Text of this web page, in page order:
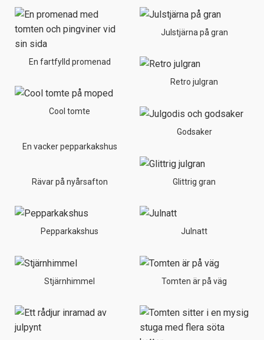
En fartfylld promenad
Cool tomte
En vacker pepparkakshus
Rävar på nyårsafton
Pepparkakshus
Stjärnhimmel
Julstjärna på gran
Retro julgran
Godsaker
Glittrig gran
Julnatt
Tomten är på väg